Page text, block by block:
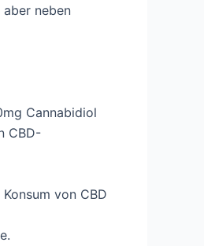
neben
Cannabidiol
CBD-
von CBD